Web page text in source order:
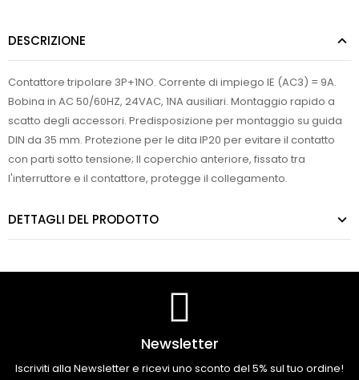
DESCRIZIONE
Contattore tripolare 3P+1NO. Corrente di impiego IE (AC3) = 9A.
Bobina in AC 50/60HZ, 24VAC, 1NA ausiliari. Montaggio rapido a
scatto degli accessori. Predisposizione per montaggio su guida
DIN da 35 mm. Protezione per le dita IP20 per evitare il contatto
con parti sotto tensione; Il coperchio anteriore, fissato tra
l'interruttore e il contattore, protegge il collegamento.
DETTAGLI DEL PRODOTTO
Newsletter
Iscriviti alla Newsletter e ricevi uno sconto del 5% sul tuo ordine!